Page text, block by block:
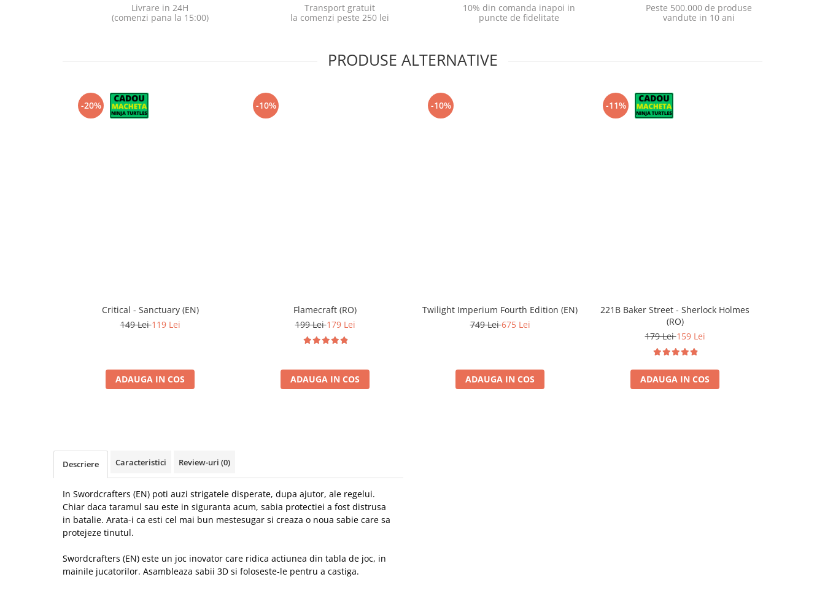
Livrare in 24H
(comenzi pana la 15:00)
Transport gratuit
la comenzi peste 250 lei
10% din comanda inapoi in
puncte de fidelitate
Peste 500.000 de produse
vandute in 10 ani
PRODUSE ALTERNATIVE
-20%
Critical - Sanctuary (EN)
149 Lei119 Lei
ADAUGA IN COS
-10%
Flamecraft (RO)
199 Lei179 Lei
ADAUGA IN COS
-10%
Twilight Imperium Fourth Edition (EN)
749 Lei675 Lei
ADAUGA IN COS
-11%
221B Baker Street - Sherlock Holmes
(RO)
179 Lei159 Lei
ADAUGA IN COS
Descriere Caracteristici Review-uri (0)
In Swordcrafters (EN) poti auzi strigatele disperate, dupa ajutor, ale regelui.
Chiar daca taramul sau este in siguranta acum, sabia protectiei a fost distrusa
in batalie. Arata-i ca esti cel mai bun mestesugar si creaza o noua sabie care sa
protejeze tinutul.
Swordcrafters (EN) este un joc inovator care ridica actiunea din tabla de joc, in
mainile jucatorilor. Asambleaza sabii 3D si foloseste-le pentru a castiga.